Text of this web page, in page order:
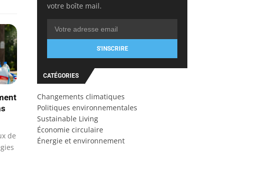
de
votre boîte mail.
S'INSCRIRE
CATÉGORIES
Changements climatiques
Politiques environnementales
Sustainable Living
Économie circulaire
Énergie et environnement